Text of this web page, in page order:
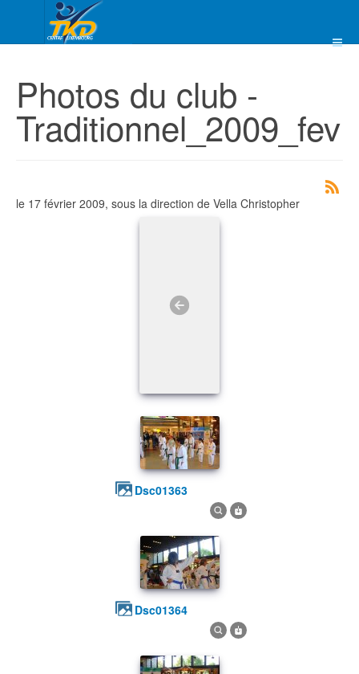
Photos du club -
Traditionnel_2009_fev
le 17 février 2009, sous la direction de Vella Christopher
dsc01363
dsc01364